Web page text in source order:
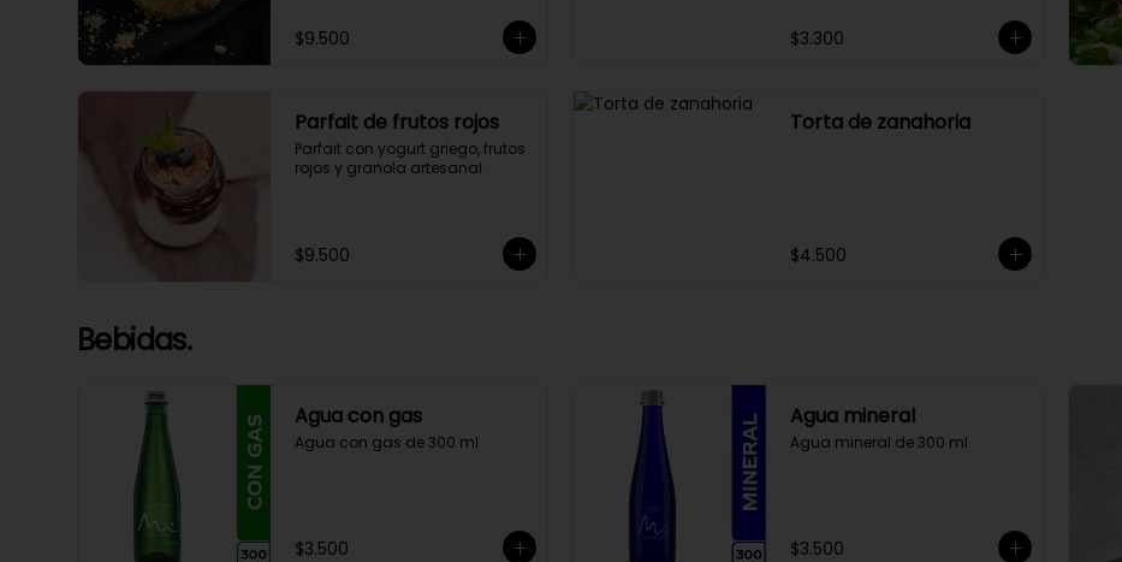
$9.500 $3.300
Parfait de frutos rojos
Parfait con yogurt griego, frutos
rojos y granola artesanal.
$9.500
Torta de zanahoria
$4.500
Bebidas.
Agua con gas
Agua con gas de 300 ml
$3.500
Agua mineral
Agua mineral de 300 ml
$3.500